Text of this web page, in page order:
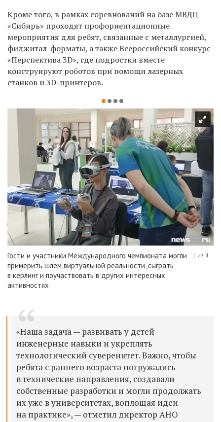
Кроме того, в рамках соревнований на базе МВДЦ
«Сибирь» проходят профориентационные
мероприятия для ребят, связанные с металлургией,
фиджитал-форматы, а также Всероссийский конкурс
«Перспектива 3D», где подростки вместе
конструируют роботов при помощи лазерных
станков и 3D-принтеров.
Гости и участники Международного чемпионата могли
примерить шлем виртуальной реальности, сыграть
в керлинг и поучаствовать в других интересных
активностях
1 из 4
«Наша задача — развивать у детей
инженерные навыки и укреплять
технологический суверенитет. Важно, чтобы
ребята с раннего возраста погружались
в технические направления, создавали
собственные разработки и могли продолжать
их уже в университетах, воплощая идеи
на практике», — отметил директор АНО